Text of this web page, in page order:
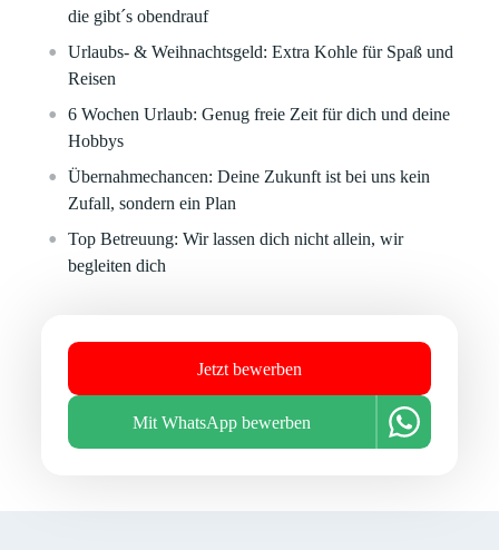
die gibt´s obendrauf
Urlaubs- & Weihnachtsgeld:Extra Kohle für Spaß und
Reisen
6 Wochen Urlaub: Genug freie Zeit für dich und deine
Hobbys
Übernahmechancen: Deine Zukunft ist bei uns kein
Zufall, sondern ein Plan
Top Betreuung:Wir lassen dich nicht allein, wir
begleiten dich
Jetzt bewerben
Mit WhatsApp bewerben